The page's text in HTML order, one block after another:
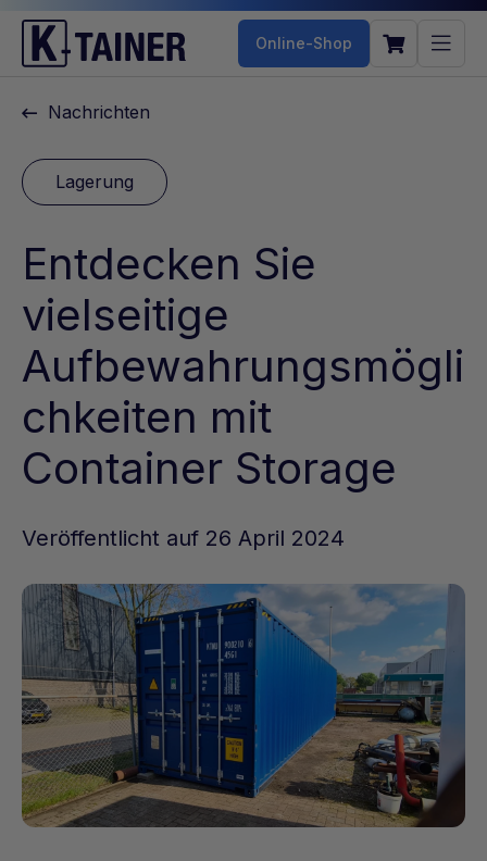
Online-Shop
Nachrichten
Lagerung
Entdecken Sie
vielseitige
Aufbewahrungsmögli
chkeiten mit
Container Storage
Veröffentlicht auf 26 April 2024